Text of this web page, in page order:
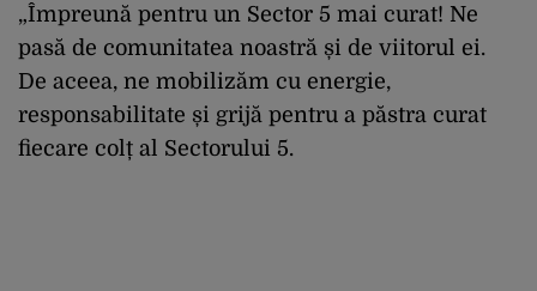
„Împreună pentru un Sector 5 mai curat! Ne
pasă de comunitatea noastră și de viitorul ei.
De aceea, ne mobilizăm cu energie,
responsabilitate și grijă pentru a păstra curat
fiecare colț al Sectorului 5.